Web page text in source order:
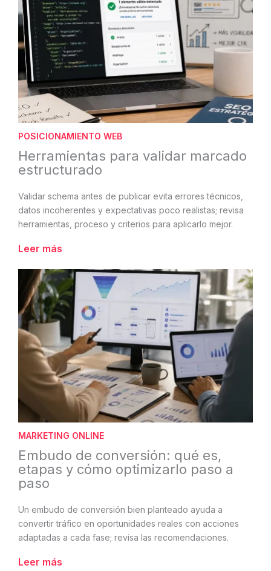
POSICIONAMIENTO WEB
Herramientas para validar marcado
estructurado
Validar schema antes de publicar evita errores técnicos,
datos incoherentes y expectativas poco realistas; revisa
herramientas, proceso y criterios para aplicarlo mejor.
Leer más
MARKETING ONLINE
Embudo de conversión: qué es,
etapas y cómo optimizarlo paso a
paso
Un embudo de conversión bien planteado ayuda a
convertir tráfico en oportunidades reales con acciones
adaptadas a cada fase; revisa las recomendaciones.
Leer más